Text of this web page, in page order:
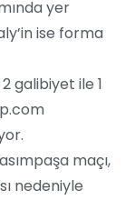
yer
ise forma
galibiyet ile 1
maçı,
nedeniyle